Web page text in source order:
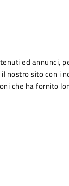
ed annunci,
nostro sito con i
che ha fornito